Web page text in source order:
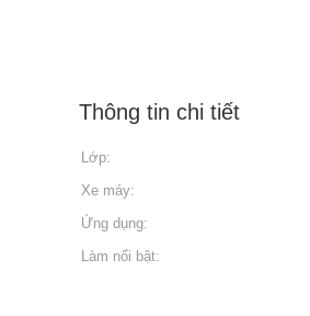
Thông tin chi tiết
Lớp:
Xe máy:
Ứng dụng:
Làm nổi bật: